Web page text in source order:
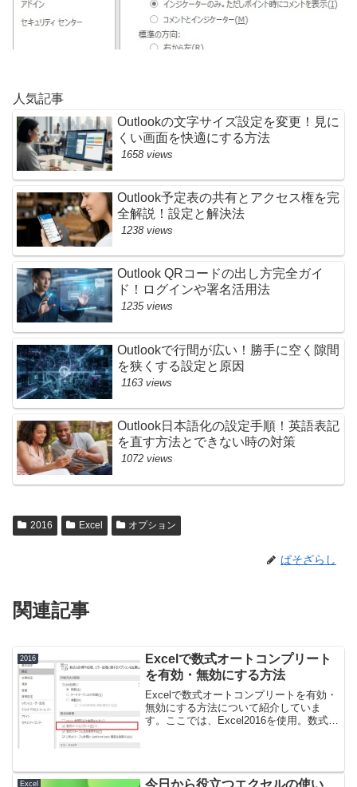
人気記事
Outlookの文字サイズ設定を変更！見に
くい画面を快適にする方法
1658 views
Outlook予定表の共有とアクセス権を完
全解説！設定と解決法
1238 views
Outlook QRコードの出し方完全ガイ
ド！ログインや署名活用法
1235 views
Outlookで行間が広い！勝手に空く隙間
を狭くする設定と原因
1163 views
Outlook日本語化の設定手順！英語表記
を直す方法とできない時の対策
1072 views
2016 Excel オプション
ぱそざらし
関連記事
2016
Excelで数式オートコンプリート
を有効・無効にする方法
Excelで数式オートコンプリートを有効・
無効にする方法について紹介していま
す。ここでは、Excel2016を使用。数式オ
式オ...
Excel
今日から役立つエクセルの使い